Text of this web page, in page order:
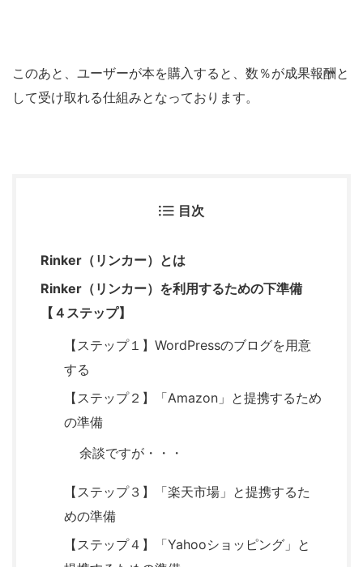
このあと、ユーザーが本を購入すると、数％が成果報酬と
して受け取れる仕組みとなっております。
目次
Rinker（リンカー）とは
Rinker（リンカー）を利用するための下準備
【４ステップ】
【ステップ１】WordPressのブログを用意
する
【ステップ２】「Amazon」と提携するため
の準備
余談ですが・・・
【ステップ３】「楽天市場」と提携するた
めの準備
【ステップ４】「Yahooショッピング」と